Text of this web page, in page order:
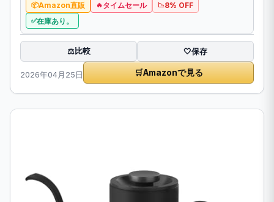
Amazon直販 タイムセール
8% OFF
在庫あり。
⚖️比較 🤍保存
2026年04月25日 🛒Amazonで見る